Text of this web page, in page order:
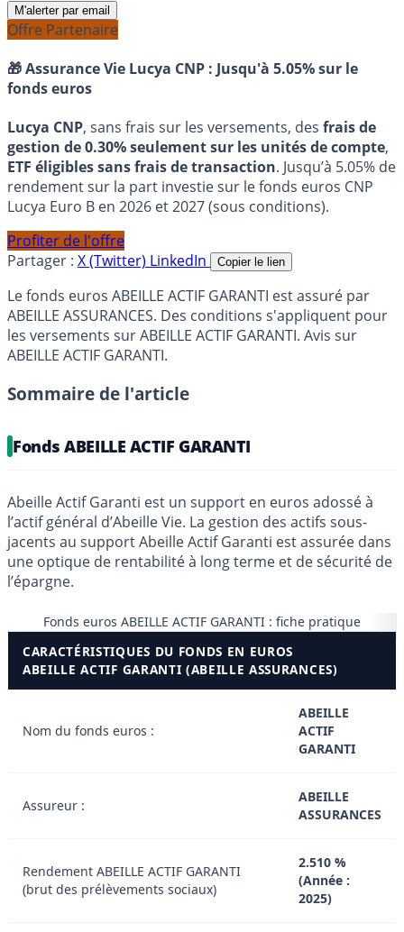
M'alerter par email
Offre Partenaire
🎁 Assurance Vie Lucya CNP : Jusqu'à 5.05% sur le
fonds euros
Lucya CNP, sans frais sur les versements, des frais de
gestion de 0.30% seulement sur les unités de compte,
ETF éligibles sans frais de transaction. Jusqu’à 5.05% de
rendement sur la part investie sur le fonds euros CNP
Lucya Euro B en 2026 et 2027 (sous conditions).
Profiter de l'offre
Partager : X (Twitter) LinkedIn Copier le lien
Le fonds euros ABEILLE ACTIF GARANTI est assuré par
ABEILLE ASSURANCES. Des conditions s'appliquent pour
les versements sur ABEILLE ACTIF GARANTI. Avis sur
ABEILLE ACTIF GARANTI.
Sommaire de l'article
Fonds ABEILLE ACTIF GARANTI
Abeille Actif Garanti est un support en euros adossé à
l’actif général d’Abeille Vie. La gestion des actifs sous-
jacents au support Abeille Actif Garanti est assurée dans
une optique de rentabilité à long terme et de sécurité de
l’épargne.
Fonds euros ABEILLE ACTIF GARANTI : fiche pratique
CARACTÉRISTIQUES DU FONDS EN EUROS
ABEILLE ACTIF GARANTI (ABEILLE ASSURANCES)
Nom du fonds euros :
ABEILLE
ACTIF
GARANTI
Assureur :
ABEILLE
ASSURANCES
Rendement ABEILLE ACTIF GARANTI
(brut des prélèvements sociaux)
2.510 %
(Année :
2025)